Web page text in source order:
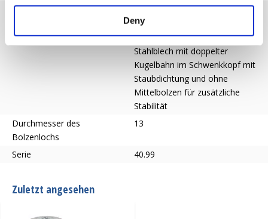
Deny
Gabel
Schwenkgabel mit
Bolzenlochbefestigung aus
gepresstem verzinktem
Stahlblech mit doppelter
Kugelbahn im Schwenkkopf mit
Staubdichtung und ohne
Mittelbolzen für zusätzliche
Stabilität
Durchmesser des
Bolzenlochs
13
Serie 40.99
Zuletzt angesehen